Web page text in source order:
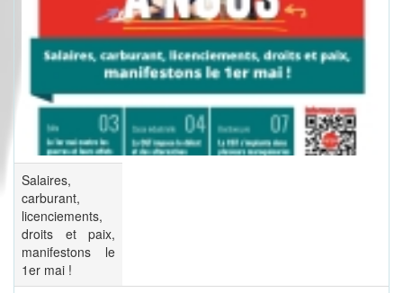
Salaires,
carburant,
licenciements,
droits et paix,
manifestons le
1er mai !